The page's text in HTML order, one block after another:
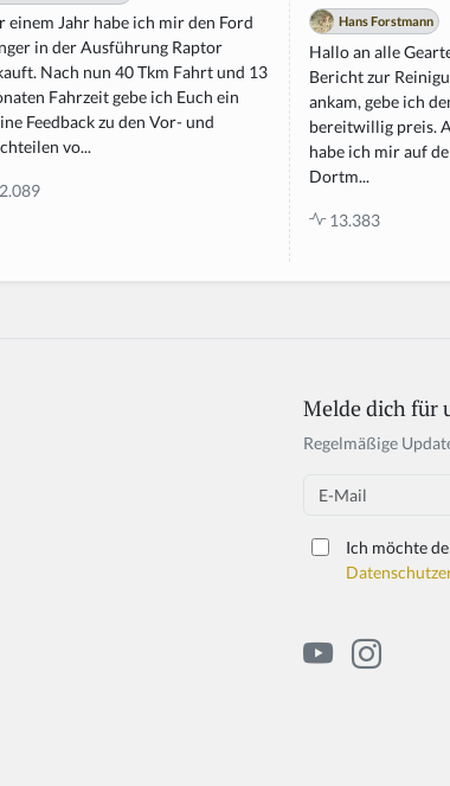
einem Jahr habe ich mir den Ford
in der Ausführung Raptor
Nach nun 40 Tkm Fahrt und 13
Fahrzeit gebe ich Euch ein
Feedback zu den Vor- und
vo...
Hans Forstmann
Hallo an alle
Bericht zur
ankam, gebe ich
bereitwillig preis.
habe ich mir auf
Dortm...
13.383
Melde dich für
Regelmäßige
Email
Ich möchte